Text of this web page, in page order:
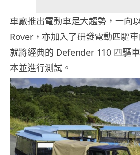
車廠推出電動車是大趨勢，一向
Rover，亦加入了研發電動四驅
就將經典的 Defender 110 四驅
本並進行測試。